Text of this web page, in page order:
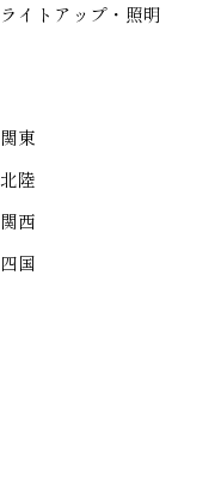
ライトアップ・照明
関東
北陸
関西
四国